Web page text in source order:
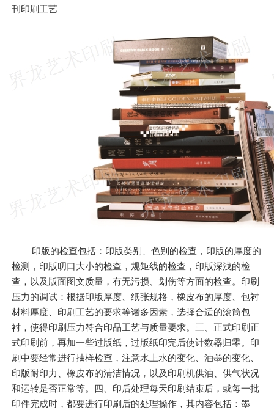
刊印刷工艺
印版的检查包括：印版类别、色别的检查，印版的厚度的
检测，印版叨口大小的检查，规矩线的检查，印版深浅的检
查，以及版面图文质量，有无污损、划伤等方面的检查。印刷
压力的调试：根据印版厚度、纸张规格，橡皮布的厚度、包衬
材料厚度、印刷工艺的要求等诸多因素，选择合适的滚筒包
衬，使得印刷压力符合印品工艺与质量要求。三、正式印刷正
式印刷前，再加一些过版纸，过版纸印完后使计数器归零。印
刷中要经常进行抽样检查，注意水上水的变化、油墨的变化、
印版耐印力、橡皮布的清洁情况，以及印刷机供油、供气状况
和运转是否正常等。四、印后处理每天印刷结束后，或每一批
印件完成时，都要进行印刷后的处理操作，其内容包括：墨